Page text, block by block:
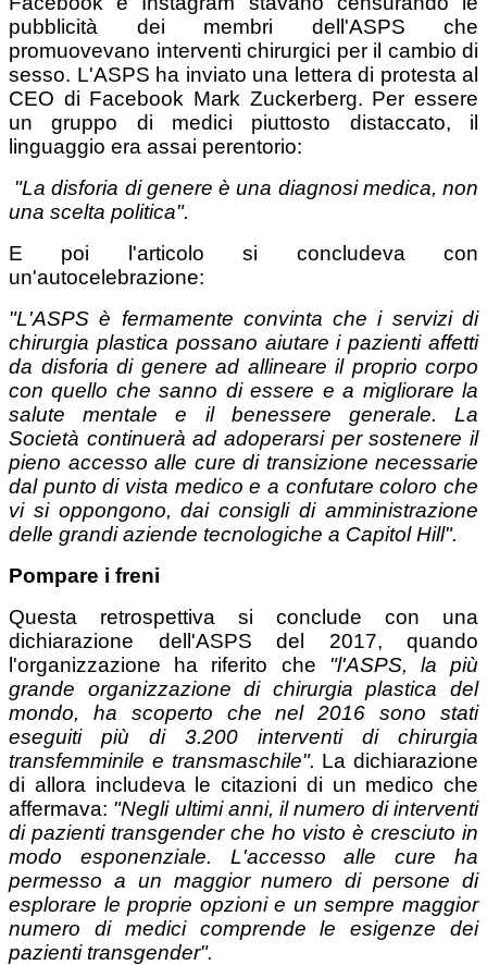
pubblicità dei membri dell'ASPS che
promuovevano interventi chirurgici per il cambio di
sesso. L'ASPS ha inviato una lettera di protesta al
CEO di Facebook Mark Zuckerberg. Per essere
un gruppo di medici piuttosto distaccato, il
linguaggio era assai perentorio:
"La disforia di genere è una diagnosi medica, non
una scelta politica".
E poi l'articolo si concludeva con
un'autocelebrazione:
"L'ASPS è fermamente convinta che i servizi di
chirurgia plastica possano aiutare i pazienti affetti
da disforia di genere ad allineare il proprio corpo
con quello che sanno di essere e a migliorare la
salute mentale e il benessere generale. La
Società continuerà ad adoperarsi per sostenere il
pieno accesso alle cure di transizione necessarie
dal punto di vista medico e a confutare coloro che
vi si oppongono, dai consigli di amministrazione
delle grandi aziende tecnologiche a Capitol Hill".
Pompare i freni
Questa retrospettiva si conclude con una
dichiarazione dell'ASPS del 2017, quando
l'organizzazione ha riferito che "l'ASPS, la più
grande organizzazione di chirurgia plastica del
mondo, ha scoperto che nel 2016 sono stati
eseguiti più di 3.200 interventi di chirurgia
transfemminile e transmaschile". La dichiarazione
di allora includeva le citazioni di un medico che
affermava: "Negli ultimi anni, il numero di interventi
di pazienti transgender che ho visto è cresciuto in
modo esponenziale. L'accesso alle cure ha
permesso a un maggior numero di persone di
esplorare le proprie opzioni e un sempre maggior
numero di medici comprende le esigenze dei
pazienti transgender".